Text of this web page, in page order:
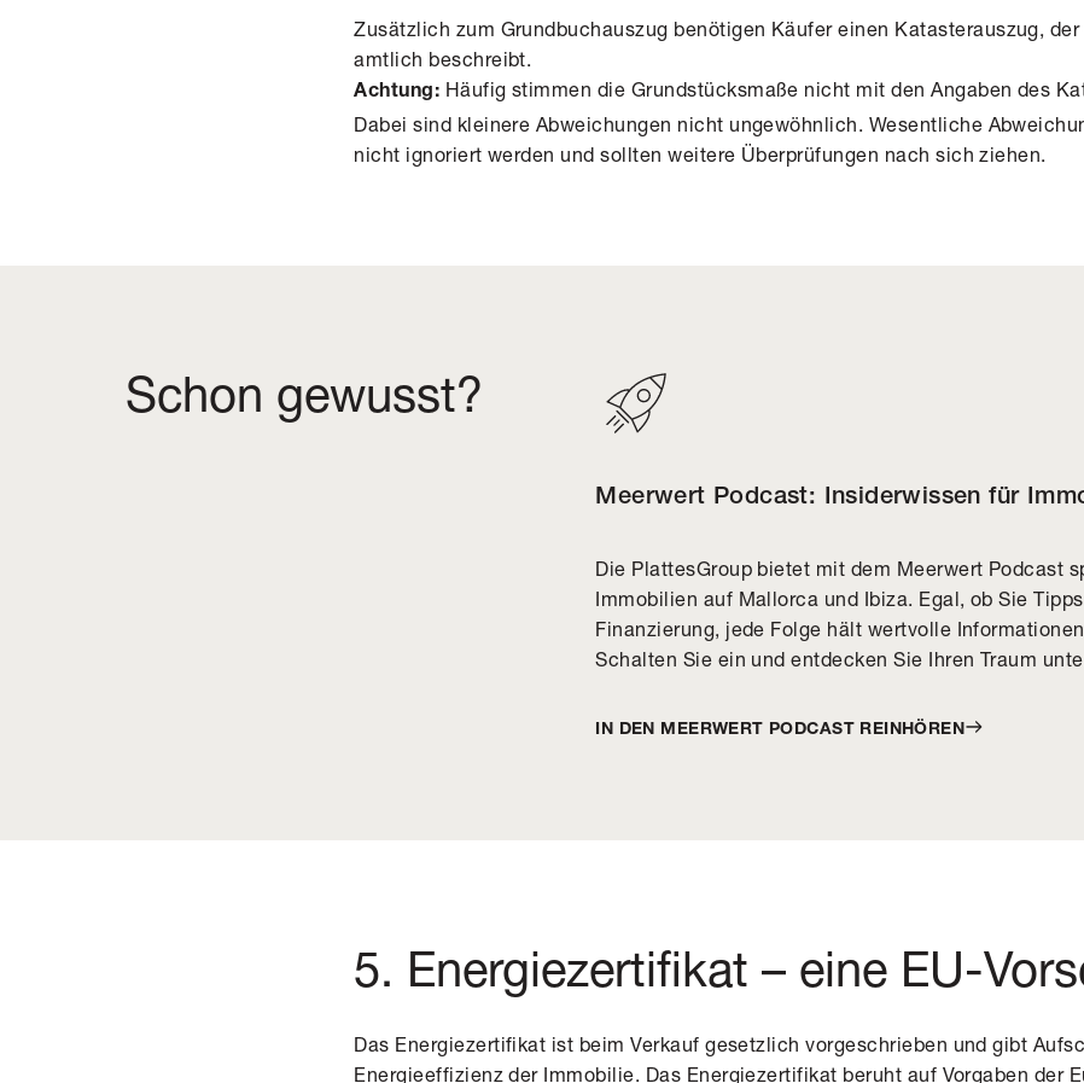
Zusätzlich zum Grundbuchauszug benötigen Käufer einen Katasterauszug,
amtlich beschreibt.
Achtung: Häufig stimmen die Grundstücksmaße nicht mit den Angaben des
Dabei sind kleinere Abweichungen nicht ungewöhnlich. Wesentliche
nicht ignoriert werden und sollten weitere Überprüfungen nach sich ziehen.
Schon gewusst?
Meerwert Podcast: Insiderwissen für
Die PlattesGroup bietet mit dem Meerwert Podcast
Immobilien auf Mallorca und Ibiza. Egal, ob Sie
Finanzierung, jede Folge hält wertvolle
Schalten Sie ein und entdecken Sie Ihren Traum
IN DEN MEERWERT PODCAST REINHÖREN
5. Energiezertifikat – eine EU-
Das Energiezertifikat ist beim Verkauf gesetzlich vorgeschrieben und gibt
Energieeffizienz der Immobilie. Das Energiezertifikat beruht auf Vorgaben der